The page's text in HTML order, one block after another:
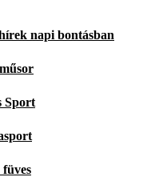
napi bontásban
Sport
füves